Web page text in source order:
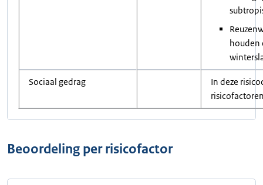
houden
Sociaal gedrag
In deze
Beoordeling per risicofactor